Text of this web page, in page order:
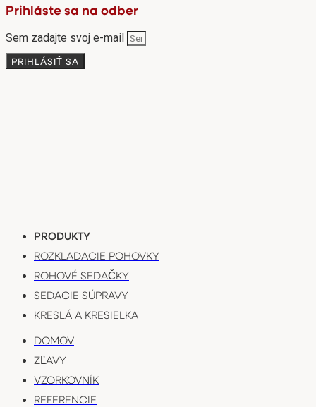
Prihláste sa na odber
Sem zadajte svoj e-mail
PRIHLÁSIŤ SA
PRODUKTY
ROZKLADACIE POHOVKY
ROHOVÉ SEDAČKY
SEDACIE SÚPRAVY
KRESLÁ A KRESIELKA
DOMOV
ZĽAVY
VZORKOVNÍK
REFERENCIE